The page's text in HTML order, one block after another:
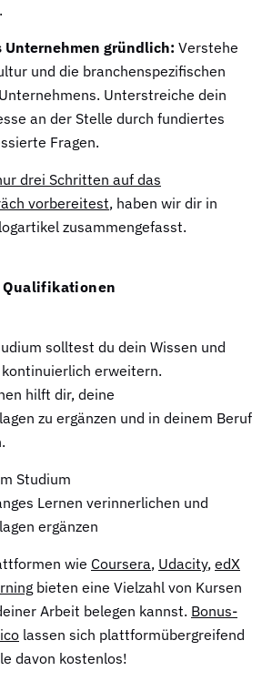
Unternehmen gründlich: Verstehe
und die branchenspezifischen
Unterstreiche dein
an der Stelle durch fundiertes
Fragen.
drei Schritten auf das
vorbereitest, haben wir dir in
zusammengefasst.
Qualifikationen
solltest du dein Wissen und
erweitern.
hilft dir, deine
zu ergänzen und in deinem Beruf
Studium
Lernen verinnerlichen und
ergänzen
wie Coursera, Udacity, edX
bieten eine Vielzahl von Kursen
Arbeit belegen kannst. Bonus-
lassen sich plattformübergreifend
davon kostenlos!